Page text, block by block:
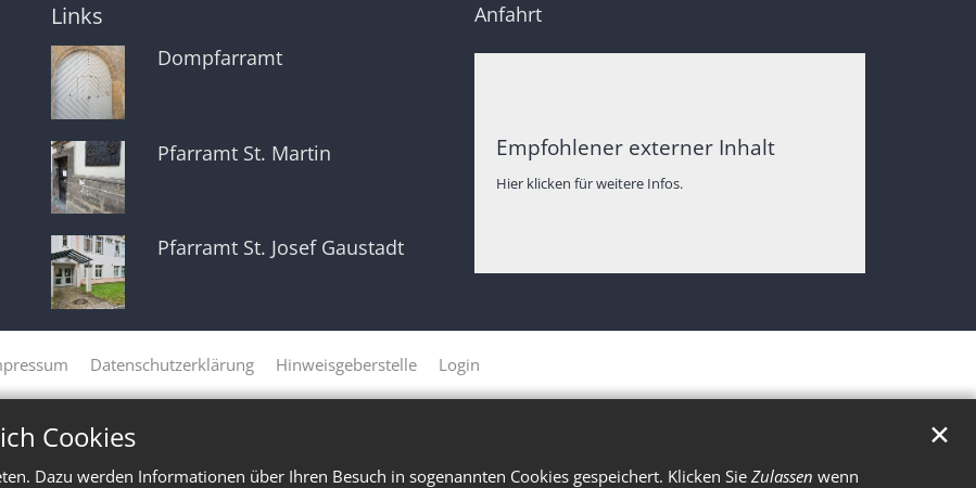
Cookies
Dazu werden Informationen über Ihren Besuch in sogenannten Cookies gespeichert. Klicken Sie Zulassen wenn
✕
Links
Dompfarramt
Pfarramt St. Martin
Pfarramt St. Josef Gaustadt
Anfahrt
Empfohlener externer Inhalt
Hier klicken für weitere Infos.
Datenschutzerklärung Hinweisgeberstelle Login